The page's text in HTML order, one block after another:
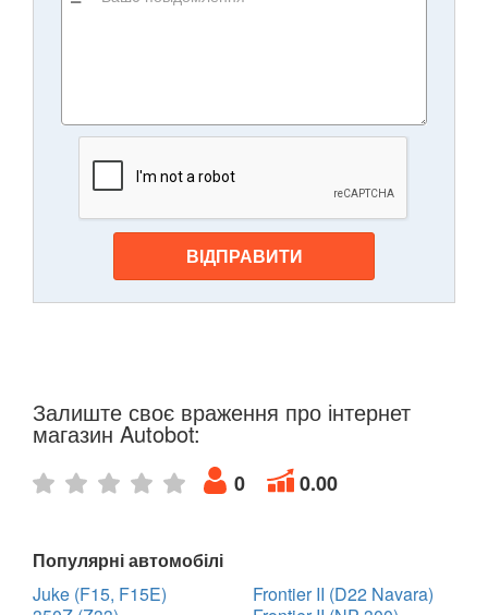
ВІДПРАВИТИ
Залиште своє враження про інтернет
магазин Autobot:
0 0.00
Популярні автомобілі
Juke (F15, F15E)
Frontier II (D22 Navara)